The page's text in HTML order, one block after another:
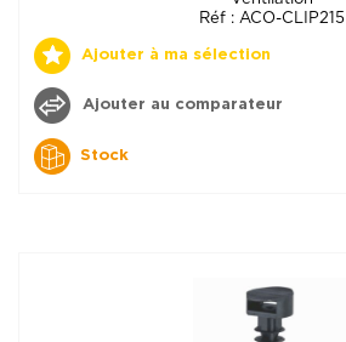
Réf : ACO-CLIP215
Ajouter à ma sélection
Ajouter au comparateur
Stock